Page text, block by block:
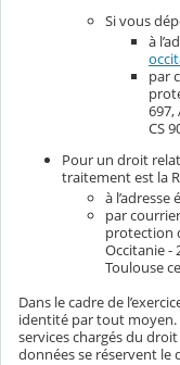
Si vous
à
par
697,
CS
Pour un droit
traitement est la
à
par
protection
Occitanie -
Toulouse
Dans le cadre de
identité par tout moyen.
services chargés du
données se réservent